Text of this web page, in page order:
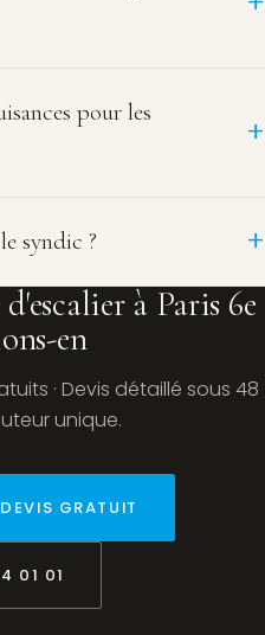
pour les
syndic ?
à Paris 6e
en
· Devis détaillé sous 48
unique.
GRATUIT
01 01